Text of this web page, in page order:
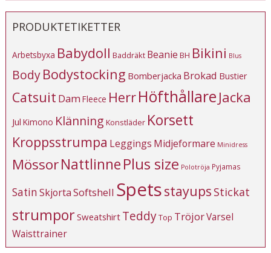
PRODUKTETIKETTER
Arbetsbyxa Babydoll Baddräkt Beanie BH Bikini Blus
BodyBodystocking Bomberjacka Brokad Bustier
Catsuit DamFleece HerrHöfthållare Jacka
Jul Kimono Klänning Konstläder Korsett
Kroppsstrumpa Leggings Midjeformare Minidress
MössorNattlinnePlus size Polotröja Pyjamas
SatinSkjortaSoftshell Spetsstayups Stickat
strumporSweatshirt TeddyTop TröjorVarsel
Waisttrainer